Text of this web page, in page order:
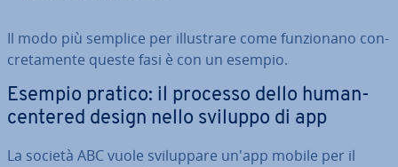
Il modo più semplice per il­lu­stra­re come fun­zio­na­no con­
cre­ta­men­te queste fasi è con un esempio.
Esempio pratico: il processo dello human-
centered design nello sviluppo di app
La società ABC vuole svi­lup­pa­re un'app mobile per il